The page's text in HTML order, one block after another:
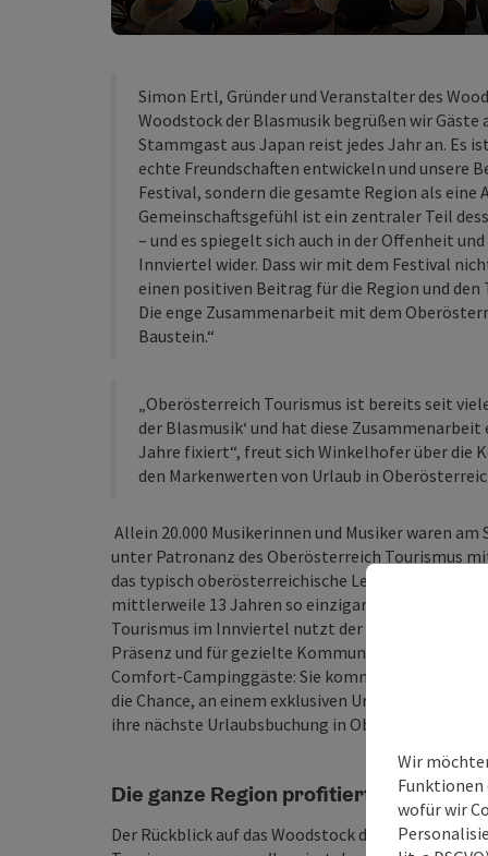
Simon Ertl, Gründer und Veranstalter des
Woodstock der Blasmusik begrüßen wir
Stammgast aus Japan reist jedes Jahr an. Es
echte Freundschaften entwickeln und unsere
Festival, sondern die gesamte Region als
Gemeinschaftsgefühl ist ein zentraler Teil
– und es spiegelt sich auch in der Offenheit
Innviertel wider. Dass wir mit dem Festival
einen positiven Beitrag für die Region und
Die enge Zusammenarbeit mit dem
Baustein.“
„Oberösterreich Tourismus ist bereits seit
der Blasmusik‘ und hat diese
Jahre fixiert“, freut sich Winkelhofer über die
den Markenwerten von Urlaub in
Allein 20.000 Musikerinnen und Musiker waren
unter Patronanz des Oberösterreich Tourismus
das typisch oberösterreichische Lebensgefühl frei,
mittlerweile 13 Jahren so einzigartig machen. In
Tourismus im Innviertel nutzt der Oberösterreich
Präsenz und für gezielte
Comfort-Campinggäste: Sie kommen in den
die Chance, an einem exklusiven Urlaubs-
ihre nächste Urlaubsbuchung in Oberösterreich.
Die ganze Region profitiert
Der Rückblick auf das Woodstock der Blasmusik
Wir
Funktionen
wofür wir